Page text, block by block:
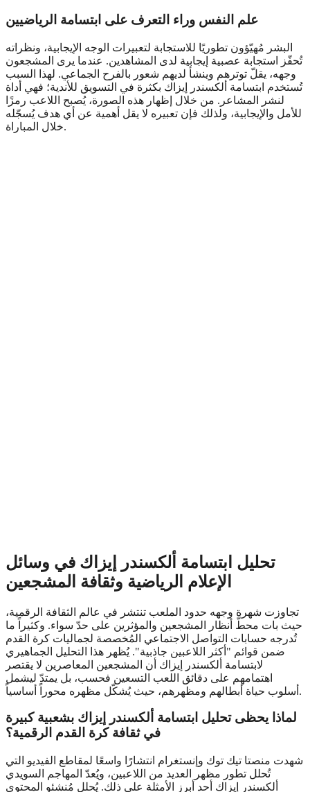
علم النفس وراء التعرف على ابتسامة الرياضيين
البشر مُهيّؤون تطوريًا للاستجابة لتعبيرات الوجه الإيجابية، ونظراته
تُحفّز استجابة عصبية إيجابية لدى المشاهدين. عندما يرى المشجعون
وجهه، يقلّ توترهم وينشأ لديهم شعور بالفرح الجماعي. لهذا السبب
تُستخدم ابتسامة ألكسندر إيزاك بكثرة في التسويق للأندية؛ فهي أداة
لنشر المشاعر. من خلال إظهار هذه الصورة، يُصبح اللاعب رمزًا
للأمل والإيجابية، ولذلك فإن تعبيره لا يقل أهمية عن أي هدف يُسجّله
خلال المباراة.
تحليل ابتسامة ألكسندر إيزاك في وسائل
الإعلام الرياضية وثقافة المشجعين
تجاوزت شهرة وجهه حدود الملعب تنتشر في عالم الثقافة الرقمية،
حيث بات محطّ أنظار المشجعين والمؤثرين على حدّ سواء. وكثيراً ما
تُدرجه حسابات التواصل الاجتماعي المُخصصة لجماليات كرة القدم
ضمن قوائم "أكثر اللاعبين جاذبية". يُظهر هذا التحليل الجماهيري
لابتسامة ألكسندر إيزاك أن المشجعين المعاصرين لا يقتصر
اهتمامهم على دقائق اللعب التسعين فحسب، بل يمتدّ ليشمل
أسلوب حياة أبطالهم ومظهرهم، حيث يُشكّل مظهره محوراً أساسياً.
لماذا يحظى تحليل ابتسامة ألكسندر إيزاك بشعبية كبيرة
في ثقافة كرة القدم الرقمية؟
شهدت منصتا تيك توك وإنستغرام انتشارًا واسعًا لمقاطع الفيديو التي
تُحلل تطور مظهر العديد من اللاعبين، ويُعدّ المهاجم السويدي
ألكسندر إيزاك أحد أبرز الأمثلة على ذلك. يُحلل مُنشئو المحتوى